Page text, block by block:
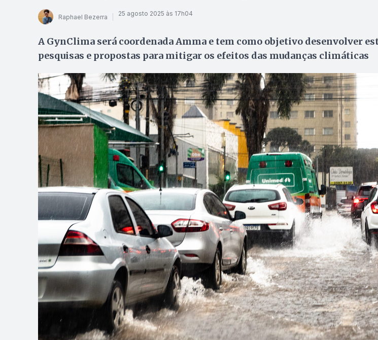
Raphael Bezerra 25 agosto 2025 às 17h04
A GynClima será coordenada Amma e tem como objetivo desenvolver
pesquisas e propostas para mitigar os efeitos das mudanças climáticas